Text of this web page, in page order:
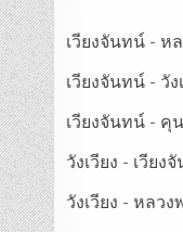
เวียงจันทน์ - ห
เวียงจันทน์ - วัง
เวียงจันทน์ - คุ
วังเวียง - เวียง
วังเวียง - หลวง